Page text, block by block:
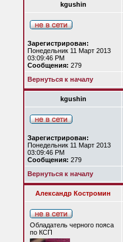
kgushin
Зарегистрирован:
Понедельник 11 Март 2013
03:09:46 PM
Сообщения: 279
Вернуться к началу
kgushin
Зарегистрирован:
Понедельник 11 Март 2013
03:09:46 PM
Сообщения: 279
Вернуться к началу
Александр Костромин
Обладатель черного пояса
по КСП